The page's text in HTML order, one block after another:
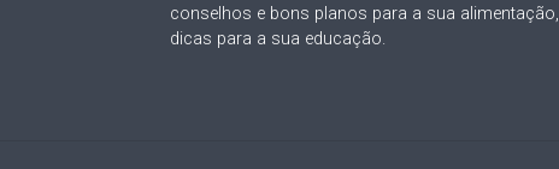
conselhos e bons planos para a sua alimentação,
dicas para a sua educação.